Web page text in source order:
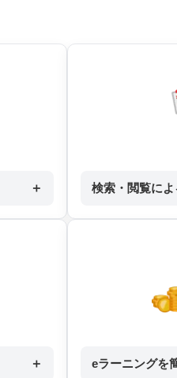
＋ 検索・閲覧に
＋ eラーニングを